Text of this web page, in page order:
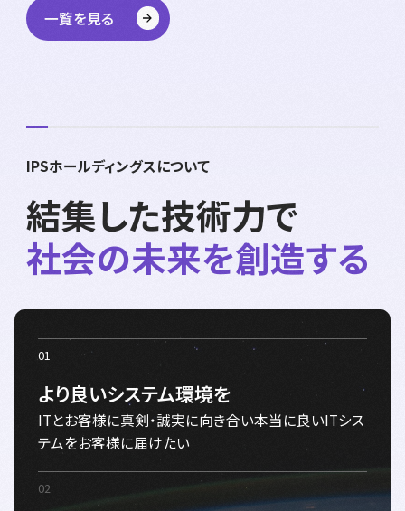
一覧を見る
IPSホールディングスについて
結集した技術力で
社会の未来を創造する
より良いシステム環境を
ITとお客様に真剣・誠実に向き合い本当に良いITシス
テムをお客様に届けたい